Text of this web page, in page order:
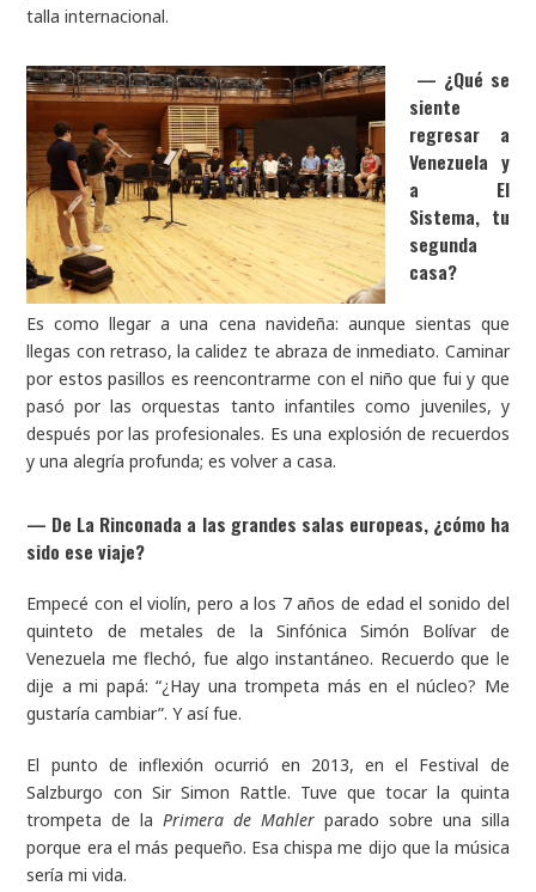
talla internacional.
— ¿Qué se
siente
regresar a
Venezuela y
a El
Sistema, tu
segunda
casa?
Es como llegar a una cena navideña: aunque sientas que
llegas con retraso, la calidez te abraza de inmediato. Caminar
por estos pasillos es reencontrarme con el niño que fui y que
pasó por las orquestas tanto infantiles como juveniles, y
después por las profesionales. Es una explosión de recuerdos
y una alegría profunda; es volver a casa.
— De La Rinconada a las grandes salas europeas, ¿cómo ha
sido ese viaje?
Empecé con el violín, pero a los 7 años de edad el sonido del
quinteto de metales de la Sinfónica Simón Bolívar de
Venezuela me flechó, fue algo instantáneo. Recuerdo que le
dije a mi papá: “¿Hay una trompeta más en el núcleo? Me
gustaría cambiar”. Y así fue.
El punto de inflexión ocurrió en 2013, en el Festival de
Salzburgo con Sir Simon Rattle. Tuve que tocar la quinta
trompeta de la Primera de Mahlerparado sobre una silla
porque era el más pequeño. Esa chispa me dijo que la música
sería mi vida.